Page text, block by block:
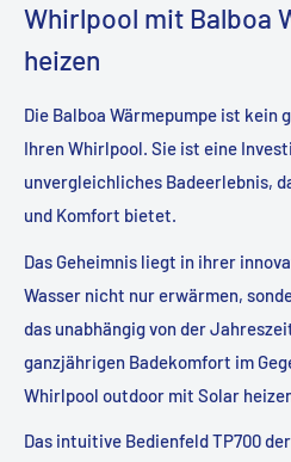
Whirlpool mit Balboa
heizen
Die Balboa Wärmepumpe ist kein
Ihren Whirlpool. Sie ist eine
unvergleichliches Badeerlebnis,
und Komfort bietet.
Das Geheimnis liegt in ihrer
Wasser nicht nur erwärmen,
das unabhängig von der
ganzjährigen Badekomfort im
Whirlpool outdoor mit Solar
Das intuitive Bedienfeld TP700